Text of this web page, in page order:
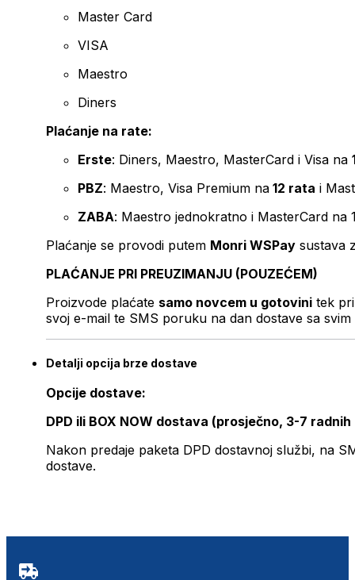
Master Card
VISA
Maestro
Diners
Plaćanje na rate:
Erste: Diners, Maestro, MasterCard i Visa na
PBZ: Maestro, Visa Premium na 12 rata i
ZABA: Maestro jednokratno i MasterCard na
Plaćanje se provodi putem Monri WSPay sustava
PLAĆANJE PRI PREUZIMANJU (POUZEĆEM)
Proizvode plaćate samo novcem u gotovini tek
svoj e-mail te SMS poruku na dan dostave sa svim
Detalji opcija brze dostave
Opcije dostave:
DPD ili BOX NOW dostava (prosječno, 3-7 radnih
Nakon predaje paketa DPD dostavnoj službi, na
dostave.